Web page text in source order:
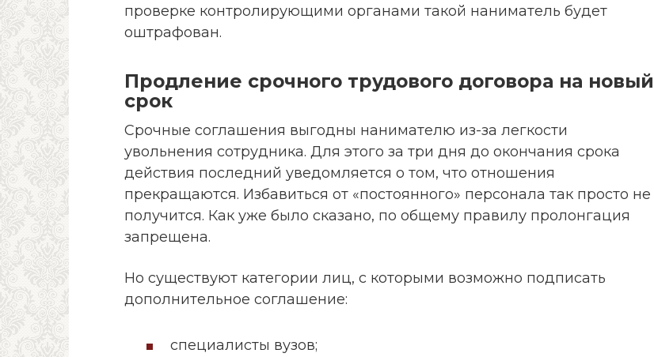
проверке контролирующими органами такой наниматель будет
оштрафован.
Продление срочного трудового договора на новый
срок
Срочные соглашения выгодны нанимателю из-за легкости
увольнения сотрудника. Для этого за три дня до окончания срока
действия последний уведомляется о том, что отношения
прекращаются. Избавиться от «постоянного» персонала так просто не
получится. Как уже было сказано, по общему правилу пролонгация
запрещена.
Но существуют категории лиц, с которыми возможно подписать
дополнительное соглашение:
специалисты вузов;